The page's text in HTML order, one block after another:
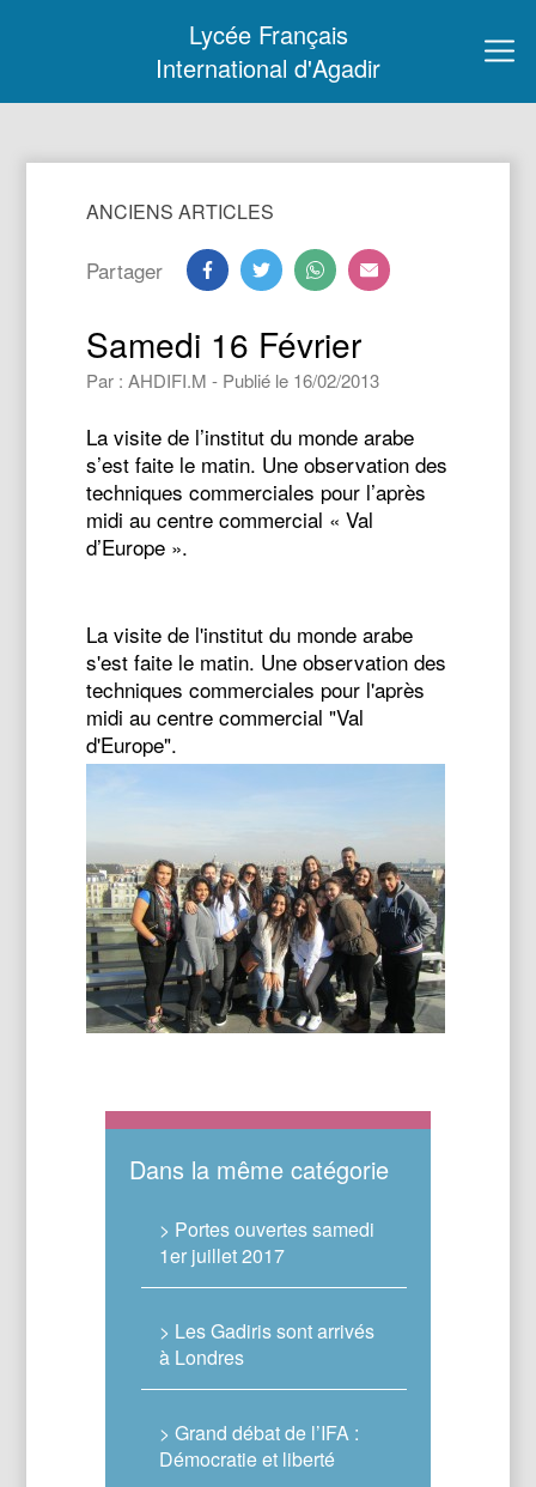
Lycée Français
International d'Agadir
ANCIENS ARTICLES
Partager
Samedi 16 Février
Par : AHDIFI.M - Publié le 16/02/2013
La visite de l’institut du monde arabe
s’est faite le matin. Une observation des
techniques commerciales pour l’après
midi au centre commercial « Val
d’Europe ».
La visite de l'institut du monde arabe
s'est faite le matin. Une observation des
techniques commerciales pour l'après
midi au centre commercial "Val
d'Europe".
Dans la même catégorie
> Portes ouvertes samedi
1er juillet 2017
> Les Gadiris sont arrivés
à Londres
> Grand débat de l’IFA :
Démocratie et liberté